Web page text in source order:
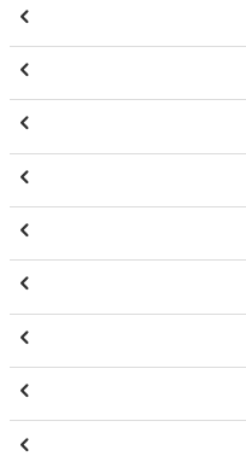








